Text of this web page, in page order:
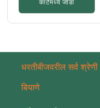
कार्टमध्ये जोडा
धरतीबीजवरील सर्व श्रेणी
बियाणे